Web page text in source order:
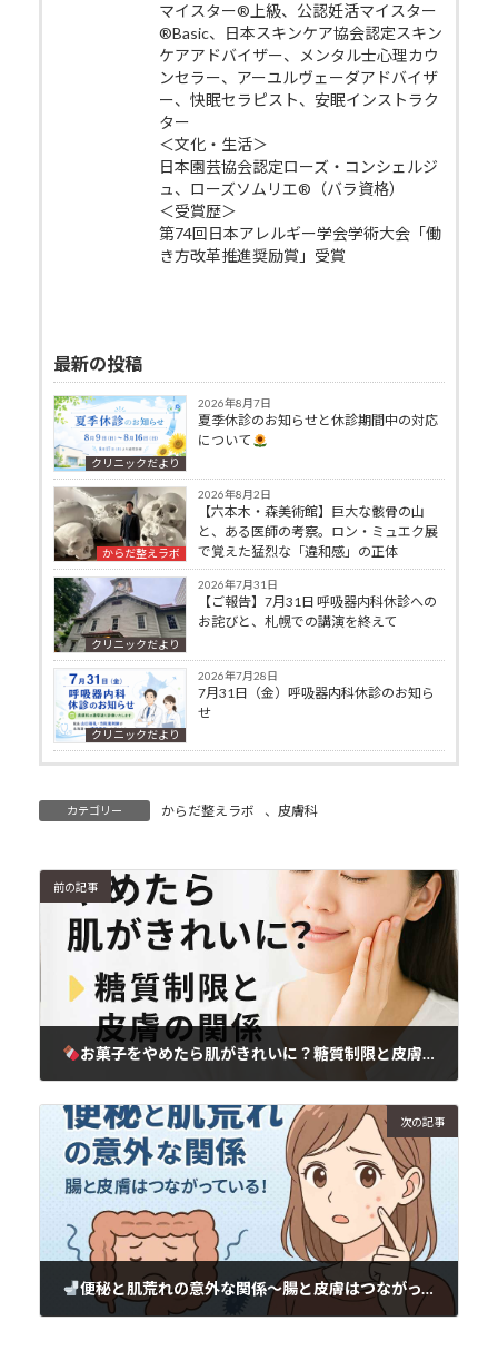
マイスター®上級、公認妊活マイスター
®Basic、日本スキンケア協会認定スキン
ケアアドバイザー、メンタル士心理カウ
ンセラー、アーユルヴェーダアドバイザ
ー、快眠セラピスト、安眠インストラク
ター
＜文化・生活＞
日本園芸協会認定ローズ・コンシェルジ
ュ、ローズソムリエ®（バラ資格）
＜受賞歴＞
第74回日本アレルギー学会学術大会「働
き方改革推進奨励賞」受賞
最新の投稿
クリニックだより
2026年8月7日
夏季休診のお知らせと休診期間中の対応
について
からだ整えラボ
2026年8月2日
【六本木・森美術館】巨大な骸骨の山
と、ある医師の考察。ロン・ミュエク展
で覚えた猛烈な「違和感」の正体
クリニックだより
2026年7月31日
【ご報告】7月31日 呼吸器内科休診への
お詫びと、札幌での講演を終えて
クリニックだより
2026年7月28日
7月31日（金）呼吸器内科休診のお知ら
せ
カテゴリー からだ整えラボ 、 皮膚科
前の記事
お菓子をやめたら肌がきれいに？糖質制限と皮膚の関係
次の記事
便秘と肌荒れの意外な関係～腸と皮膚はつながっている！